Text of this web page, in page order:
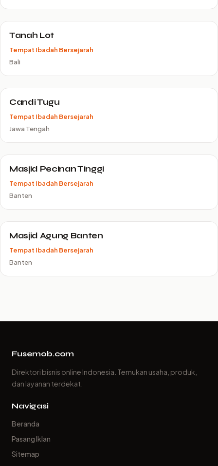
Tanah Lot
Tempat Ibadah Bersejarah
Bali
Candi Tugu
Tempat Ibadah Bersejarah
Jawa Tengah
Masjid Pecinan Tinggi
Tempat Ibadah Bersejarah
Banten
Masjid Agung Banten
Tempat Ibadah Bersejarah
Banten
Fusemob.com
Direktori bisnis online Indonesia. Temukan usaha, produk,
dan layanan terdekat.
Navigasi
Beranda
Pasang Iklan
Sitemap